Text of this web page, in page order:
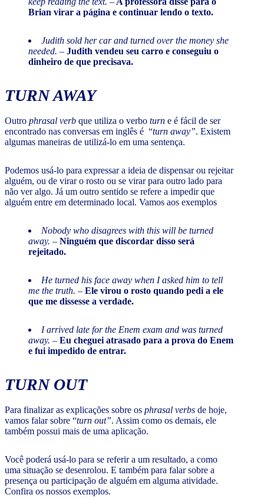
Brian virar a página e continuar lendo o texto.
Judith sold her car and turned over the money she
needed. – Judith vendeu seu carro e conseguiu o
dinheiro de que precisava.
TURN AWAY
Outro phrasal verb que utiliza o verbo turn e é fácil de ser
encontrado nas conversas em inglês é “turn away”. Existem
algumas maneiras de utilizá-lo em uma sentença.
Podemos usá-lo para expressar a ideia de dispensar ou rejeitar
alguém, ou de virar o rosto ou se virar para outro lado para
não ver algo. Já um outro sentido se refere a impedir que
alguém entre em determinado local. Vamos aos exemplos
Nobody who disagrees with this will be turned
away. – Ninguém que discordar disso será
rejeitado.
He turned his face away when I asked him to tell
me the truth. – Ele virou o rosto quando pedi a ele
que me dissesse a verdade.
I arrived late for the Enem exam and was turned
away. – Eu cheguei atrasado para a prova do Enem
e fui impedido de entrar.
TURN OUT
Para finalizar as explicações sobre os phrasal verbs de hoje,
vamos falar sobre “turn out”. Assim como os demais, ele
também possui mais de uma aplicação.
Você poderá usá-lo para se referir a um resultado, a como
uma situação se desenrolou. E também para falar sobre a
presença ou participação de alguém em alguma atividade.
Confira os nossos exemplos.